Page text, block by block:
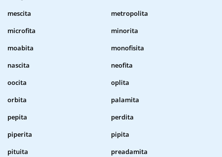
mescita
metropolita
microfita
minorita
moabita
monofisita
nascita
neofita
oocita
oplita
orbita
palamita
pepita
perdita
piperita
pipita
pituita
preadamita